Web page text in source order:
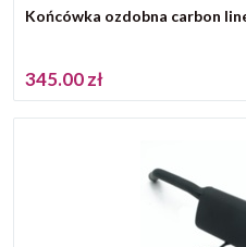
Końcówka ozdobna carbon
345.00 zł